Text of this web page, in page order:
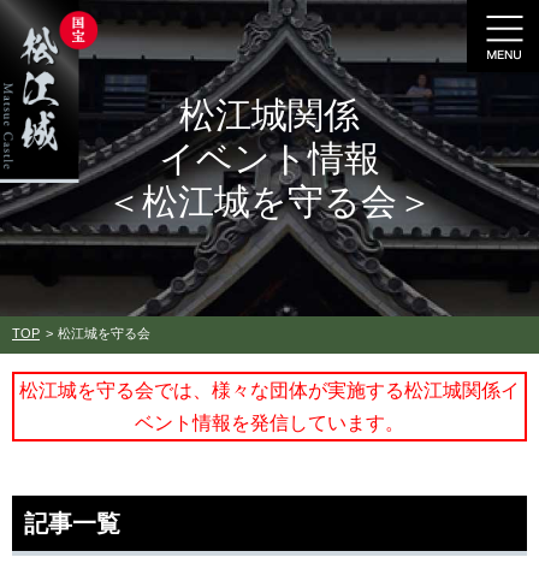
松江城関係
イベント情報
＜松江城を守る会＞
TOP 松江城を守る会
松江城を守る会では、様々な団体が実施する松江城関係イ
ベント情報を発信しています。
記事一覧